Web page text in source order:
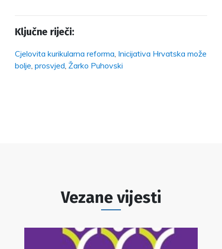
Ključne riječi:
Cjelovita kurikularna reforma Inicijativa Hrvatska može
bolje prosvjed Žarko Puhovski
Vezane vijesti